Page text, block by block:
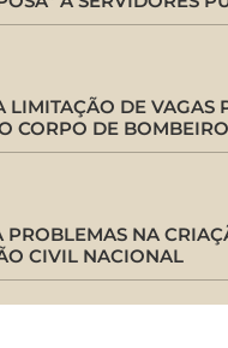
LIMITAÇÃO DE VAGAS
CORPO DE
PROBLEMAS NA
CIVIL NACIONAL